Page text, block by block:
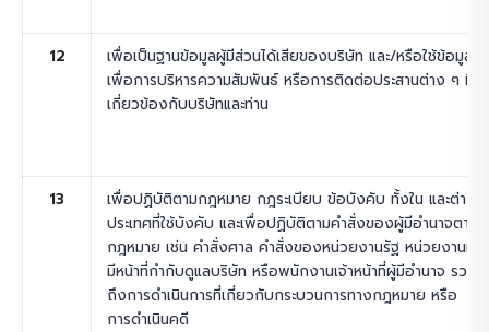
12
เพื่อเป็นฐานข้อมูลผู้มีส่วนได้เสียของบริษัท และ/หรือใช้ข้อมูล
เพื่อการบริหารความสัมพันธ์ หรือการติดต่อประสานต่าง ๆ ที่
เกี่ยวข้องกับบริษัทและท่าน
13
เพื่อปฏิบัติตามกฎหมาย กฎระเบียบ ข้อบังคับ ทั้งใน และต่าง
ประเทศที่ใช้บังคับ และเพื่อปฏิบัติตามคำสั่งของผู้มีอำนาจตาม
กฎหมาย เช่น คำสั่งศาล คำสั่งของหน่วยงานรัฐ หน่วยงานที่
มีหน้าที่กำกับดูแลบริษัท หรือพนักงานเจ้าหน้าที่ผู้มีอำนาจ รวม
ถึงการดำเนินการที่เกี่ยวกับกระบวนการทางกฎหมาย หรือ
การดำเนินคดี